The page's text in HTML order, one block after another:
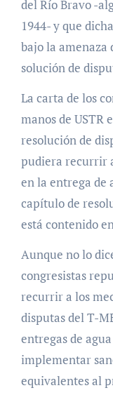
del Río Bravo -
1944- y que
bajo la amenaza
solución de
La carta de los
manos de USTR
resolución de
pudiera recurrir
en la entrega de
capítulo de
está contenido
Aunque no lo
congresistas
recurrir a los
disputas del T-
entregas de
implementar
equivalentes al